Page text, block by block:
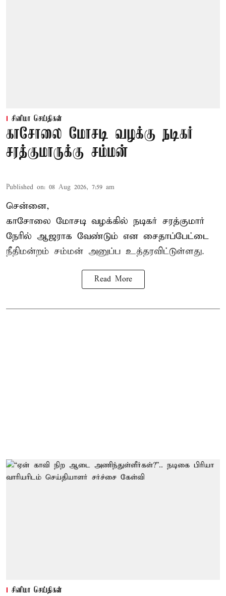
சினிமா செய்திகள்
காசோலை மோசடி வழக்கு நடிகர்
சரத்குமாருக்கு சம்மன்
Published on: 08 Aug 2026, 7:59 am
சென்னை,
காசோலை மோசடி வழக்கில் நடிகர் சரத்குமார்
நேரில் ஆஜராக வேண்டும் என சைதாப்பேட்டை
நீதிமன்றம் சம்மன் அனுப்ப உத்தரவிட்டுள்ளது.
Read More
சினிமா செய்திகள்